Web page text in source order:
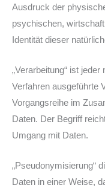
Ausdruck der
psychischen,
Identität dieser
„Verarbeitung“ ist
Verfahren ausgeführte
Vorgangsreihe im
Daten. Der Begriff
Umgang mit Daten.
„Pseudonymisierung“
Daten in einer Weise,